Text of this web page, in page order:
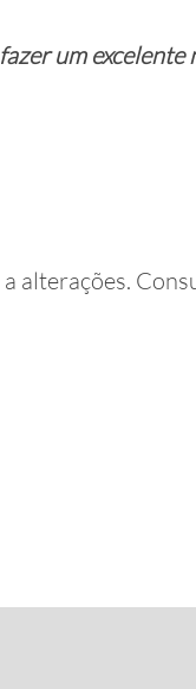
um excelente
alterações.